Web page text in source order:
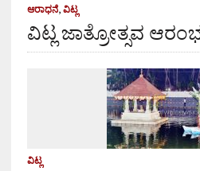
ಆರಾಧನೆ, ವಿಟ್ಲ
ವಿಟ್ಲ ಜಾತ್ರೋತ್ಸವ
ವಿಟ್ಲ